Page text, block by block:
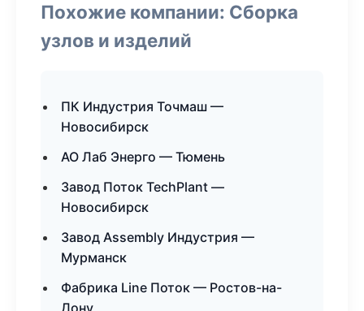
Похожие компании: Сборка
узлов и изделий
ПК Индустрия Точмаш —
Новосибирск
АО Лаб Энерго — Тюмень
Завод Поток TechPlant —
Новосибирск
Завод Assembly Индустрия —
Мурманск
Фабрика Line Поток — Ростов-на-
Дону